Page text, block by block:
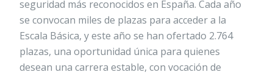
seguridad más reconocidos en España. Cada año
se convocan miles de plazas para acceder a la
Escala Básica, y este año se han ofertado 2.764
plazas, una oportunidad única para quienes
desean una carrera estable, con vocación de